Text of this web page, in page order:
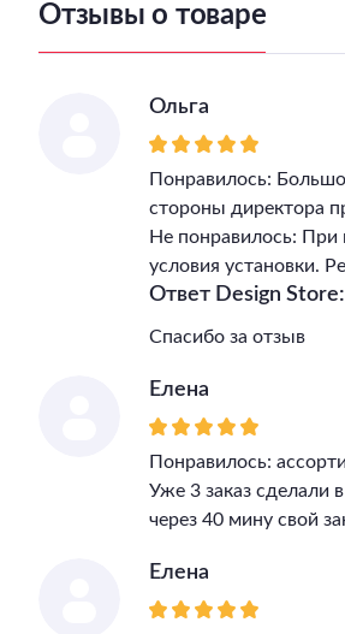
Отзывы о товаре
Ольга
Понравилось:
стороны директора
Не понравилось:
условия установки.
Ответ Design Store:
Спасибо за отзыв
Елена
Понравилось:
Уже 3 заказ сделали
через 40 мину свой
Елена